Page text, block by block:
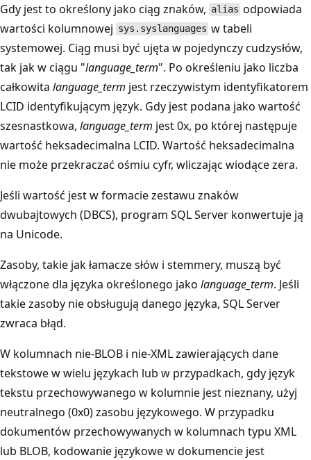
Gdy jestto określony jako ciąg znaków, alias odpowiada
wartości kolumnowej sys.syslanguages w tabeli
systemowej. Ciąg musi być ujęta w pojedynczy cudzysłów,
tak jak w ciągu "language_term". Po określeniu jako liczba
całkowita language_term jest rzeczywistym identyfikatorem
LCID identyfikującym język. Gdy jest podana jako wartość
szesnastkowa, language_term jest 0x, po której następuje
wartość heksadecimalna LCID. Wartość heksadecimalna
nie może przekraczać ośmiu cyfr, wliczając wiodące zera.
Jeśli wartość jest w formacie zestawu znaków
dwubajtowych (DBCS), program SQL Server konwertuje ją
na Unicode.
Zasoby, takie jak łamacze słów i stemmery, muszą być
włączone dla języka określonego jako language_term. Jeśli
takie zasoby nie obsługują danego języka, SQL Server
zwraca błąd.
W kolumnach nie-BLOB i nie-XML zawierających dane
tekstowe w wielu językach lub w przypadkach, gdy język
tekstu przechowywanego w kolumnie jest nieznany, użyj
neutralnego (0x0) zasobu językowego. W przypadku
dokumentów przechowywanych w kolumnach typu XML
lub BLOB, kodowanie językowe w dokumencie jest